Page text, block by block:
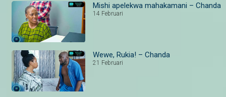
Mishi apelekwa mahakamani – Chanda
14 Februari
Wewe, Rukia! – Chanda
21 Februari